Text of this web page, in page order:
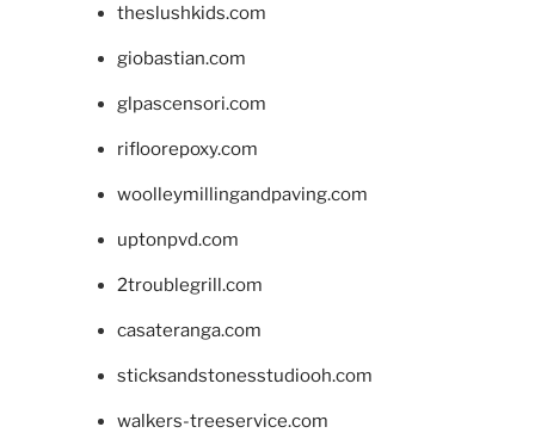
theslushkids.com
giobastian.com
glpascensori.com
rifloorepoxy.com
woolleymillingandpaving.com
uptonpvd.com
2troublegrill.com
casateranga.com
sticksandstonesstudiooh.com
walkers-treeservice.com